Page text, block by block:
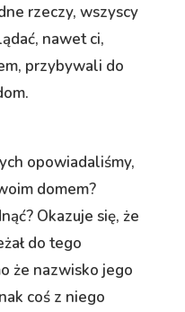
rzeczy, wszyscy
nawet ci,
przybywali do
opowiadaliśmy,
domem?
Okazuje się, że
do tego
że nazwisko jego
coś z niego